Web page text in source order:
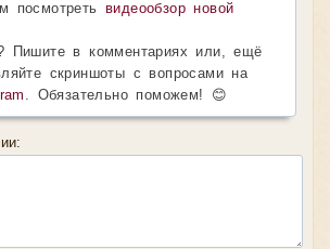
посмотретьвидеообзор новой
Пишите в комментариях или, ещё
скриншоты с вопросами на
. Обязательно поможем! 😊